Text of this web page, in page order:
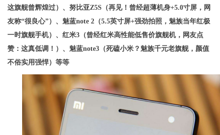
这旗舰曾辉煌过）、努比亚Z5S（再见！曾经超薄机身+5.0寸屏，网
友称“很良心”）、魅蓝note 2（5.5英寸屏+强劲拍照，魅族当年红极
一时旗舰手机）、红米3（曾经红米高性能低售价旗舰机，网友点
赞：这真低调！ ）、魅蓝note3（死磕小米？魅族千元老旗舰，颜值
不俗实用强悍）等等